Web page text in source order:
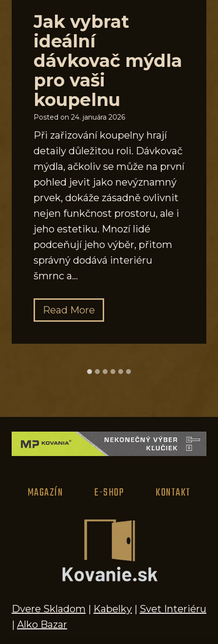
Jak vybrat
ideální
dávkovač mýdla
pro vaši
koupelnu
Posted on 24. januára 2026
Při zařizování koupelny hrají
detaily důležitou roli. Dávkovač
mýdla, ačkoliv se může na první
pohled jevit jako nevýznamný
prvek, dokáže zásadně ovlivnit
nejen funkčnost prostoru, ale i
jeho estetiku. Mnozí lidé
podceňují jeho výběr, přitom
správný dodává interiéru
šmrnc a…
Read More
a
k
y
a
t
i
á
á
k
MAGAZÍN E-SHOP KONTAKT
Dvere Skladom | Kabelky | Svet Interiéru
| Alko Bazar